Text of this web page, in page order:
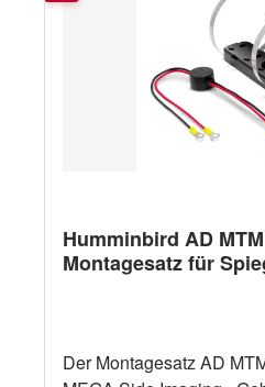
Humminbird AD
Montagesatz für
Der Montagesatz AD